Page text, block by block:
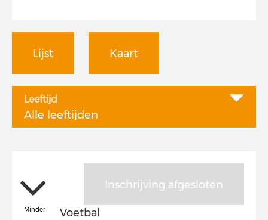
Lijst Kaart
Leeftijd
Alle leeftijden
Inschrijving afgesloten
Minder Voetbal